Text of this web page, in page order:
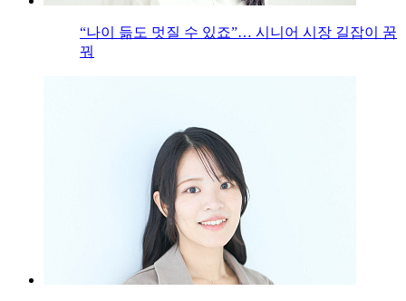
“나이 듦도 멋질 수 있죠”… 시니어 시장 길잡이 꿈
꿔